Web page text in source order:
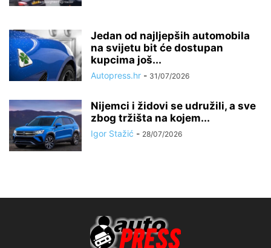
Jedan od najljepših automobila
na svijetu bit će dostupan
kupcima još...
Autopress.hr - 31/07/2026
Nijemci i židovi se udružili, a sve
zbog tržišta na kojem...
Igor Stažić - 28/07/2026